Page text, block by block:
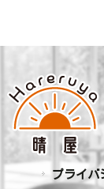
プライバ